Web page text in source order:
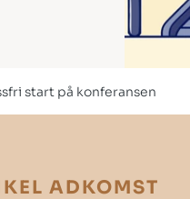
start på konferansen
ADKOMST